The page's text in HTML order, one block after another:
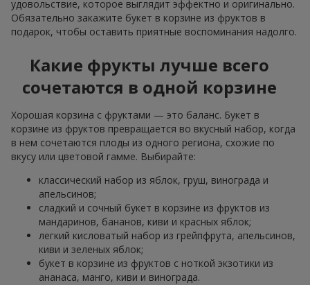
удовольствие, которое выглядит эффектно и оригинально.
Обязательно закажите букет в корзине из фруктов в
подарок, чтобы оставить приятные воспоминания надолго.
Какие фрукты лучше всего
сочетаются в одной корзине
Хорошая корзина с фруктами — это баланс. Букет в
корзине из фруктов превращается во вкусный набор, когда
в нем сочетаются плоды из одного региона, схожие по
вкусу или цветовой гамме. Выбирайте:
классический набор из яблок, груш, винограда и
апельсинов;
сладкий и сочный букет в корзине из фруктов из
мандаринов, бананов, киви и красных яблок;
легкий кисловатый набор из грейпфрута, апельсинов,
киви и зеленых яблок;
букет в корзине из фруктов с ноткой экзотики из
ананаса, манго, киви и винограда.